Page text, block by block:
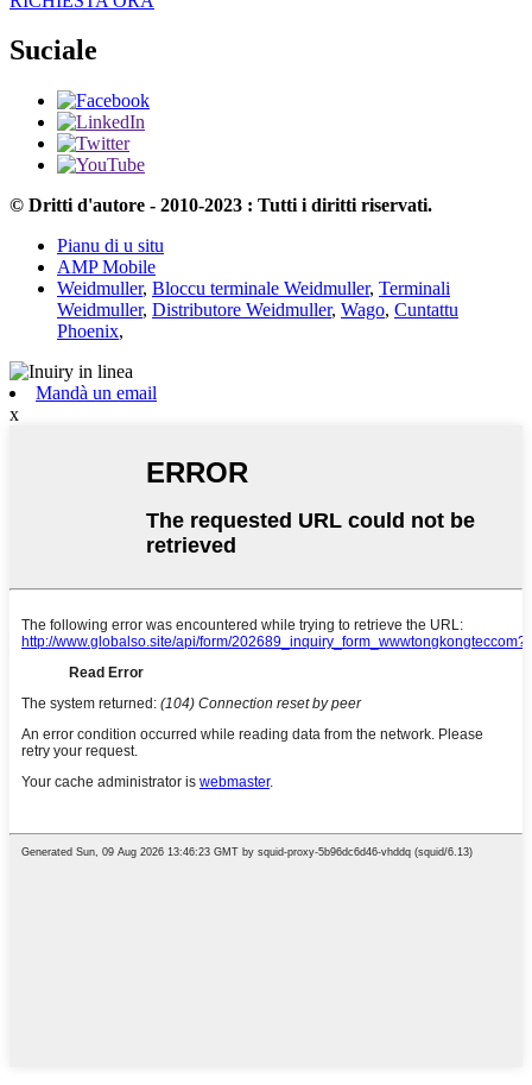
Suciale
© Dritti d'autore - 2010-2023 : Tutti i diritti riservati.
Pianu di u situ
AMP Mobile
Weidmuller, Bloccu terminale Weidmuller, Terminali
Weidmuller, Distributore Weidmuller, Wago, Cuntattu
Phoenix,
Mandà un email
x